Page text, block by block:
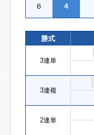
６ 4
勝式
3連単
3連複
2連単